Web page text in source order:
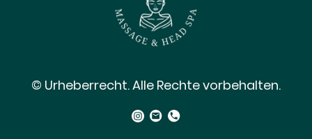
© Urheberrecht. Alle Rechte vorbehalten.